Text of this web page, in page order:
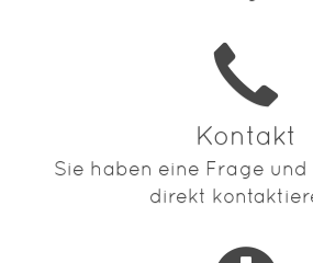
Kontakt
Sie haben eine Frage und
direkt